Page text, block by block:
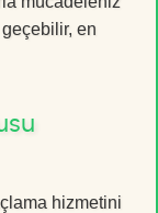
en
hizmetini